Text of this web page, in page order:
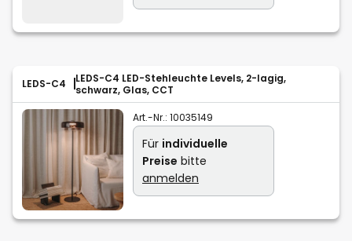
LEDS-C4
LEDS-C4 LED-Stehleuchte Levels, 2-lagig,
schwarz, Glas, CCT
Art.-Nr.: 10035149
Für individuelle
Preise bitte
anmelden